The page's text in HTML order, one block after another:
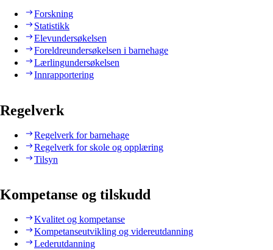
Forskning
Statistikk
Elevundersøkelsen
Foreldreundersøkelsen i barnehage
Lærlingundersøkelsen
Innrapportering
Regelverk
Regelverk for barnehage
Regelverk for skole og opplæring
Tilsyn
Kompetanse og tilskudd
Kvalitet og kompetanse
Kompetanseutvikling og videreutdanning
Lederutdanning